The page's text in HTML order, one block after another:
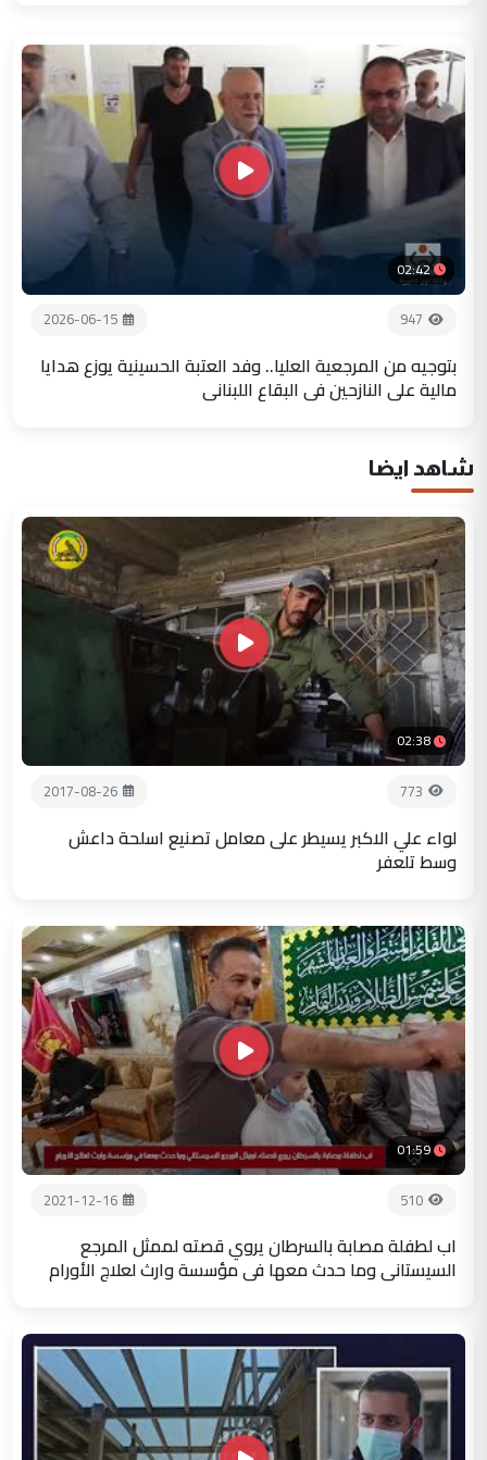
02:42
947
2026-06-15
بتوجيه من المرجعية العليا.. وفد العتبة الحسينية يوزع هدايا
مالية على النازحين في البقاع اللبناني
شاهد ايضا
02:38
773
2017-08-26
لواء علي الاكبر يسيطر على معامل تصنيع اسلحة داعش
وسط تلعفر
01:59
510
2021-12-16
اب لطفلة مصابة بالسرطان يروي قصته لممثل المرجع
السيستاني وما حدث معها في مؤسسة وارث لعلاج الأورام